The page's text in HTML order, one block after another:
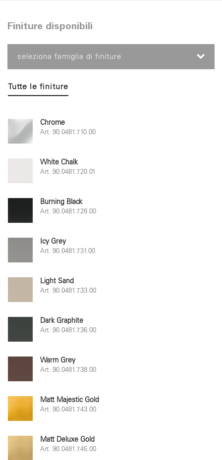
Finiture disponibili
seleziona famiglia di finiture
Tutte le finiture
Chrome
Art. 90.0481.7.10.00
White Chalk
Art. 90.0481.7.20.01
Burning Black
Art. 90.0481.7.28.00
Icy Grey
Art. 90.0481.7.31.00
Light Sand
Art. 90.0481.7.33.00
Dark Graphite
Art. 90.0481.7.36.00
Warm Grey
Art. 90.0481.7.38.00
Matt Majestic Gold
Art. 90.0481.7.43.00
Matt Deluxe Gold
Art. 90.0481.7.45.00